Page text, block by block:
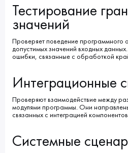
Тестирование
значений
Проверяет поведение программного
допустимых значений входных
ошибки, связанные с обработкой
Интеграционные
Проверяют взаимодействие между
модулями программы. Они
связанных с интеграцией
Системные